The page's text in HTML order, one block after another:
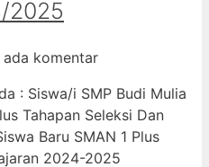
2025
komentar
: Siswa/i SMP Budi Mulia
Tahapan Seleksi Dan
Baru SMAN 1 Plus
2024-2025